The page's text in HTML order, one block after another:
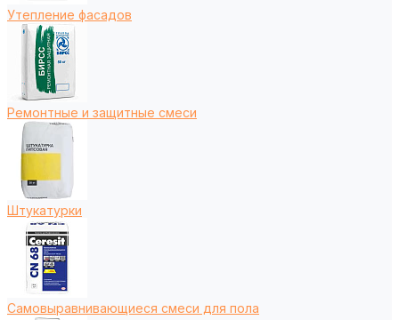
Утепление фасадов
Ремонтные и защитные смеси
Штукатурки
Самовыравнивающиеся смеси для пола